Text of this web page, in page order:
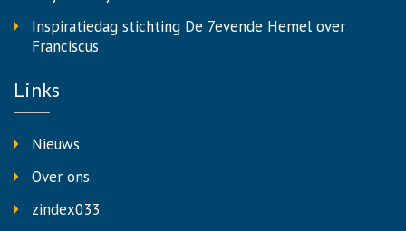
Inspiratiedag stichting De 7evende Hemel over
Franciscus
Links
Nieuws
Over ons
zindex033